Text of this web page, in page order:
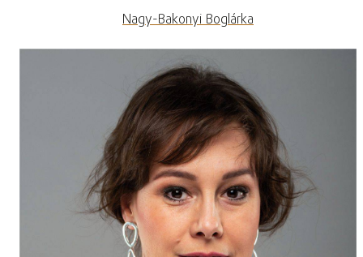
Nagy-Bakonyi Boglárka